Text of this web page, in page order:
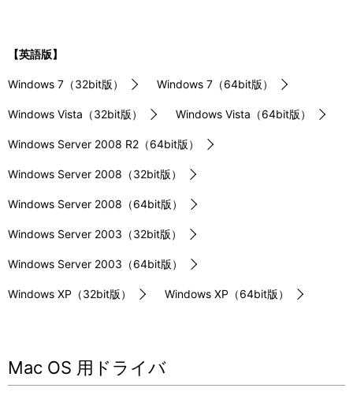
【英語版】
Windows 7（32bit版） Windows 7（64bit版）
Windows Vista（32bit版） Windows Vista（64bit版）
Windows Server 2008 R2（64bit版）
Windows Server 2008（32bit版）
Windows Server 2008（64bit版）
Windows Server 2003（32bit版）
Windows Server 2003（64bit版）
Windows XP（32bit版） Windows XP（64bit版）
Mac OS 用ドライバ